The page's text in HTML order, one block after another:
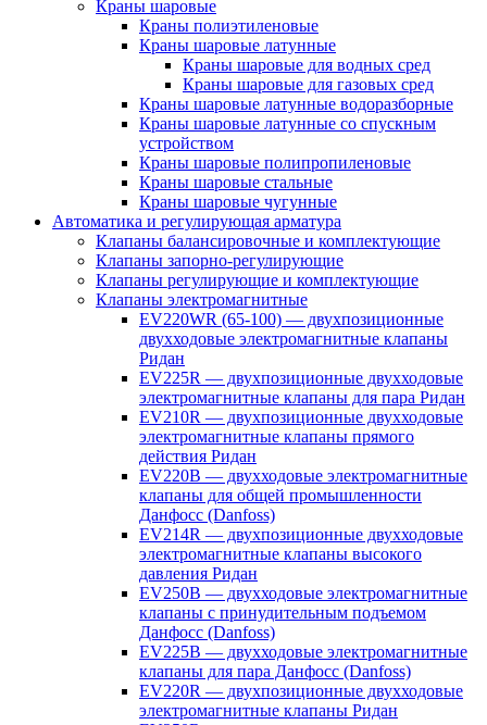
Краны шаровые
Краны полиэтиленовые
Краны шаровые латунные
Краны шаровые для водных сред
Краны шаровые для газовых сред
Краны шаровые латунные водоразборные
Краны шаровые латунные со спускным
устройством
Краны шаровые полипропиленовые
Краны шаровые стальные
Краны шаровые чугунные
Автоматика и регулирующая арматура
Клапаны балансировочные и комплектующие
Клапаны запорно-регулирующие
Клапаны регулирующие и комплектующие
Клапаны электромагнитные
EV220WR (65-100) — двухпозиционные
двухходовые электромагнитные клапаны
Ридан
EV225R — двухпозиционные двухходовые
электромагнитные клапаны для пара Ридан
EV210R — двухпозиционные двухходовые
электромагнитные клапаны прямого
действия Ридан
EV220B — двухходовые электромагнитные
клапаны для общей промышленности
Данфосс (Danfoss)
EV214R — двухпозиционные двухходовые
электромагнитные клапаны высокого
давления Ридан
EV250B — двухходовые электромагнитные
клапаны с принудительным подъемом
Данфосс (Danfoss)
EV225B — двухходовые электромагнитные
клапаны для пара Данфосс (Danfoss)
EV220R — двухпозиционные двухходовые
электромагнитные клапаны Ридан